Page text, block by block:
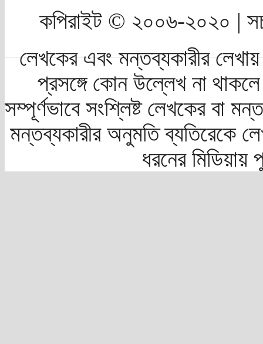
কপিরাইট © ২০০৬-২০২০ |
লেখকের এবং মন্তব্যকারীর
প্রসঙ্গে কোন উল্লেখ না
সম্পূর্ণভাবে সংশ্লিষ্ট লেখকের বা
মন্তব্যকারীর অনুমতি ব্যতিরেকে
ধরনের মিডিয়ায়